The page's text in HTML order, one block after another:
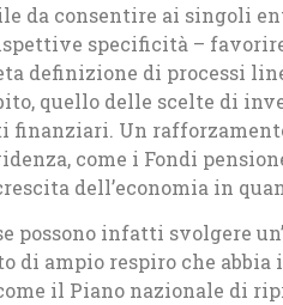
da consentire ai singoli
specificità –
definizione di processi
quello delle scelte di
finanziari. Un
come i Fondi
dell’economia in
possono infatti svolgere
di ampio respiro che
il Piano nazionale di